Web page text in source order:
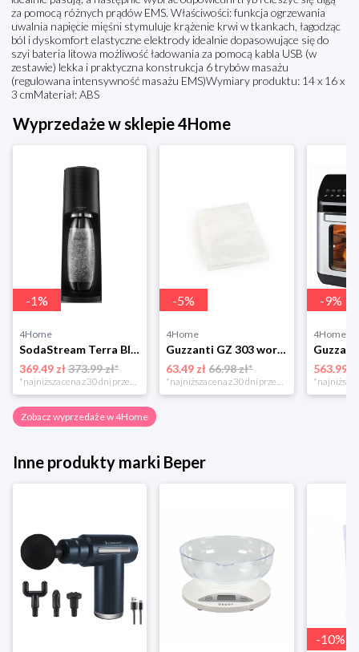
za pomocą różnych prądów EMS. Właściwości: funkcja ogrzewania
uwalnia napięcie mięśni stymuluje krążenie krwi w tkankach, łagodząc
ból i dyskomfort elastyczne elektrody idealnie dopasowujące się do
szyi bateria litowa możliwość ładowania za pomocą kabla USB (w
zestawie) lekka i praktyczna konstrukcja 6 trybów masażu
(regulowana intensywność masażu EMS)Wymiary produktu: 14 x 16 x
3 cmMateriał: ABS
Wyprzedaże w sklepie 4Home
-1%
4Home
SodaStream Terra Black Saturator wody gazowanej Sodastream
369.49 zł373.99 zł*
*najniższa cena z 30 dni przed obniżką
-5%
4Home
Guzzanti GZ 303 woreczki do pakowarki próżniowej 50 szt., 28 x 40 cm
63.49 zł 66.98 zł*
*najniższa cena z 30 dni przed obniżką
-9%
4Home
563.99 zł
Zobacz wyprzedaże w 4Home
Inne produkty marki Beper
-10%